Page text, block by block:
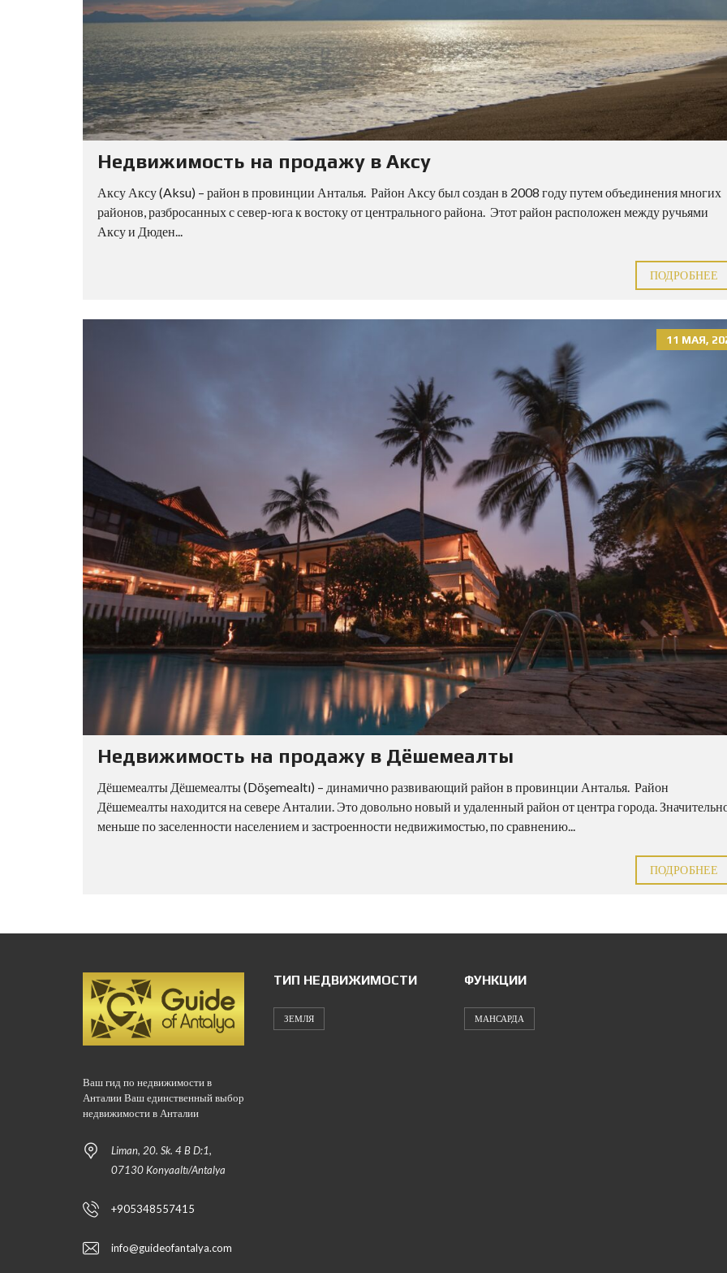
Недвижимость на продажу в Аксу
Аксу Аксу (Aksu) – район в провинции Анталья. Район Аксу был создан в 2008 году путем объединения многих
районов, разбросанных с север-юга к востоку от центрального района. Этот район расположен между ручьями
Аксу и Дюден...
ПОДРОБНЕЕ
11 МАЯ,
Недвижимость на продажу в Дёшемеалты
Дёшемеалты Дёшемеалты (Döşemealtı) – динамично развивающий район в провинции Анталья. Район
Дёшемеалты находится на севере Анталии. Это довольно новый и удаленный район от центра города.
меньше по заселенности населением и застроенности недвижимостью, по сравнению...
ПОДРОБНЕЕ
Ваш гид по недвижимости в
Анталии Ваш единственный выбор
недвижимости в Анталии
Liman, 20. Sk. 4 B D:1,
07130 Konyaaltı/Antalya
+905348557415
info@guideofantalya.com
ТИП НЕДВИЖИМОСТИ
ЗЕМЛЯ
ФУНКЦИИ
МАНСАРДА